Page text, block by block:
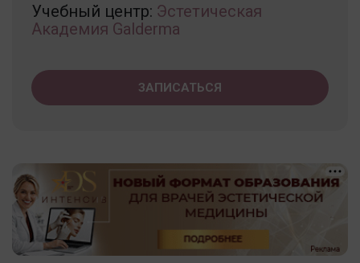
Учебный центр: Эстетическая
Академия Galderma
ЗАПИСАТЬСЯ